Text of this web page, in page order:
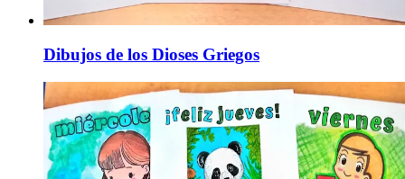
Dibujos de los Dioses Griegos